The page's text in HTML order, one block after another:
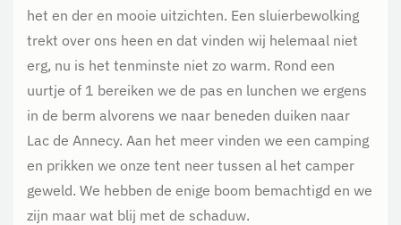
het en der en mooie uitzichten. Een sluierbewolking
trekt over ons heen en dat vinden wij helemaal niet
erg, nu is het tenminste niet zo warm. Rond een
uurtje of 1 bereiken we de pas en lunchen we ergens
in de berm alvorens we naar beneden duiken naar
Lac de Annecy. Aan het meer vinden we een camping
en prikken we onze tent neer tussen al het camper
geweld. We hebben de enige boom bemachtigd en we
zijn maar wat blij met de schaduw.